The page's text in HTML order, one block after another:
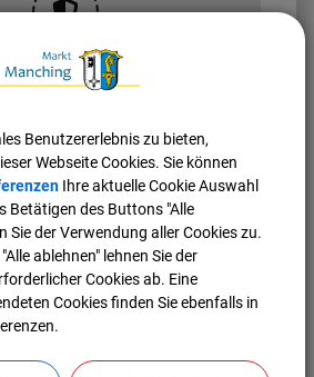
wird
Sie "OpenStreetMap" in Ihren
Einstellungen.
Anpassen
Benutzererlebnis zu bieten,
Webseite Cookies. Sie können
Ihre aktuelle Cookie Auswahl
Betätigen des Buttons "Alle
Sie der Verwendung aller Cookies zu.
ablehnen" lehnen Sie der
Cookies ab. Eine
Cookies finden Sie ebenfalls in